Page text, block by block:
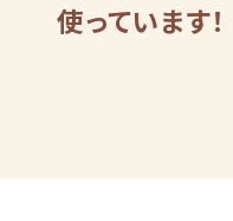
使っています！